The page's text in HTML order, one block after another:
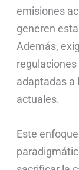
emisiones
generen
Además,
adaptadas a
actuales.
Este